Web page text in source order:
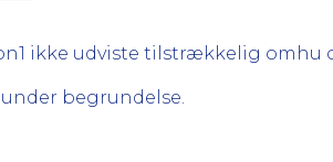
ikke udviste tilstrækkelig
begrundelse.